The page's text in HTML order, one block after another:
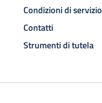
Condizioni di servizio
Contatti
Strumenti di tutela